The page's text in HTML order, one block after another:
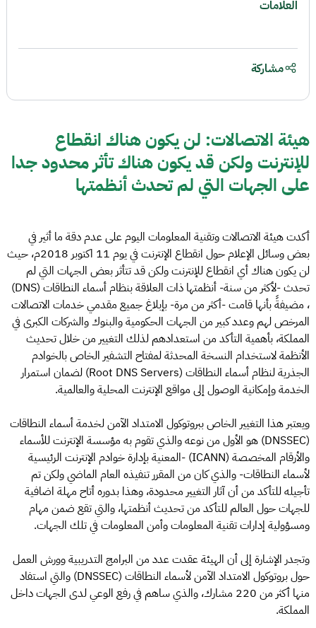
هيئة الاتصالات: لن يكون هناك انقطاع
للإنترنت ولكن قد يكون هناك تأثر محدود جدا
على الجهات التي لم تحدث أنظمتها
أكدت هيئة الاتصالات وتقنية المعلومات اليوم على عدم دقة ما أثير في
بعض وسائل الإعلام حول انقطاع الإنترنت في يوم 11 اكتوبر 2018م، حيث
لن يكون هناك أي انقطاع للإنترنت ولكن قد تتأثر بعض الجهات التي لم
تحدث -لأكثر من سنة- أنظمتها ذات العلاقة بنظام أسماء النطاقات (DNS)
، مضيفةً بأنها قامت -أكثر من مرة- بإبلاغ جميع مقدمي خدمات الاتصالات
المرخص لهم وعدد كبير من الجهات الحكومية والبنوك والشركات الكبرى في
المملكة، بأهمية التأكد من استعدادهم لذلك التغيير من خلال تحديث
الأنظمة لاستخدام النسخة المحدثة لمفتاح التشفير الخاص بالخوادم
الجذرية لنظام أسماء النطاقات (Root DNS Servers) لضمان استمرار
الخدمة وإمكانية الوصول إلى مواقع الإنترنت المحلية والعالمية.
ويعتبر هذا التغيير الخاص ببروتوكول الامتداد الآمن لخدمة أسماء النطاقات
(DNSSEC) هو الأول من نوعه والذي تقوم به مؤسسة الإنترنت للأسماء
والأرقام المخصصة (ICANN) -المعنية بإدارة خوادم الإنترنت الرئيسية
لأسماء النطاقات- والذي كان من المقرر تنفيذه العام الماضي ولكن تم
تأجيله للتأكد من أن آثار التغيير محدودة، وهذا بدوره أتاح مهلة اضافية
للجهات حول العالم للتأكد من تحديث أنظمتها، والتي تقع ضمن مهام
ومسؤولية إدارات تقنية المعلومات وأمن المعلومات في تلك الجهات.
وتجدر الإشارة إلى أن الهيئة عقدت عدد من البرامج التدريبية وورش العمل
حول بروتوكول الامتداد الآمن لأسماء النطاقات (DNSSEC) والتي استفاد
منها أكثر من 220 مشارك، والذي ساهم في رفع الوعي لدى الجهات داخل
المملكة.
العلامات
مشاركة